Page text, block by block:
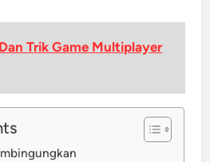
Trik Game Multiplayer